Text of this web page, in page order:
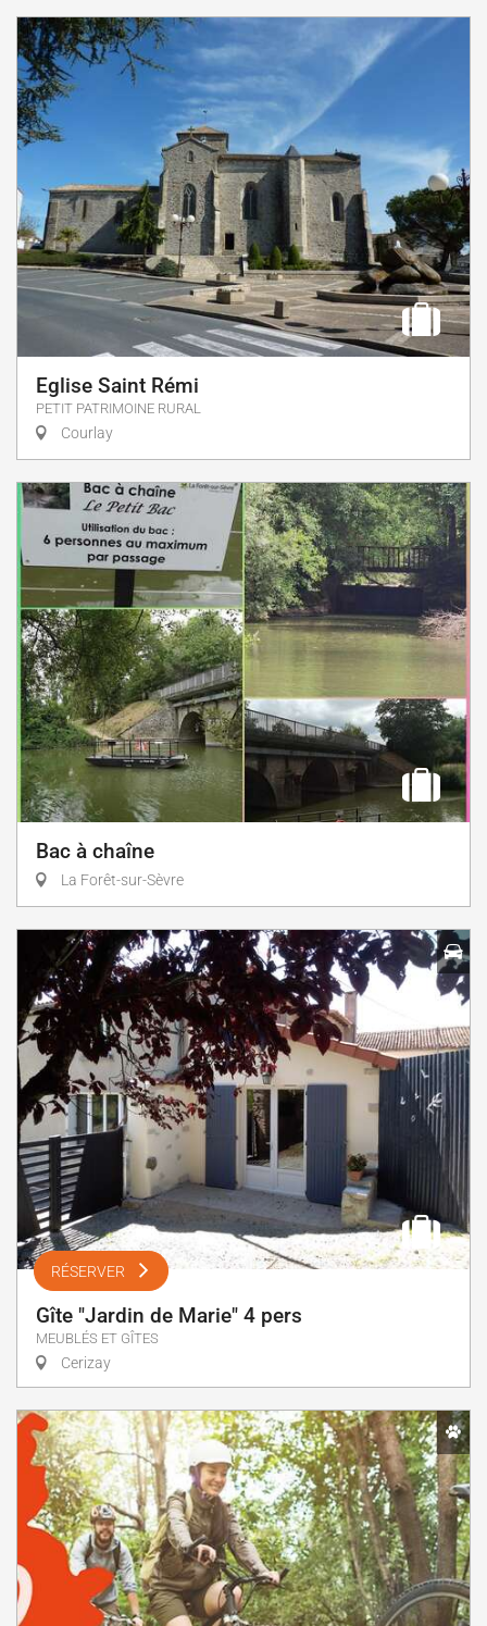
Eglise Saint Rémi
PETIT PATRIMOINE RURAL
Courlay
Bac à chaîne
La Forêt-sur-Sèvre
RÉSERVER
Gîte "Jardin de Marie" 4 pers
MEUBLÉS ET GÎTES
Cerizay